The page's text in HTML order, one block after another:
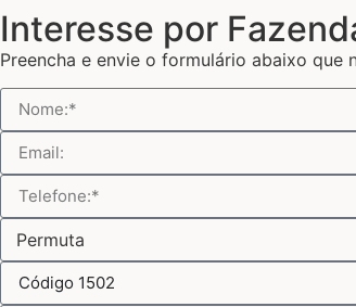
Interesse por
Preencha e envie o formulário abaixo que